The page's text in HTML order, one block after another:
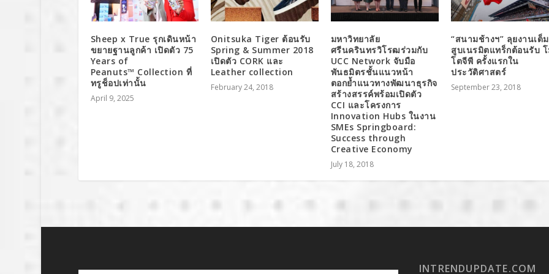
Sheep x True รุกเดินหน้า
ขยายฐานลูกค้า เปิดตัว 75
Years of
Peanuts™ Collection ที่
ทรูช็อปเท่านั้น
April 9, 2025
Onitsuka Tiger ต้อนรับ
Spring & Summer 2018
เปิดตัว CORK และ
Leather collection
February 24, 2018
มหาวิทยาลัย
ศรีนครินทรวิโรฒร่วมกับ
UCC Network จับมือ
พันธมิตรชั้นแนวหน้า
ตอกย้ำแนวทางพัฒนาธุรกิจ
สร้างสรรค์พร้อมเปิดตัว
CCI และโครงการ
Innovation Hubs ในงาน
SMEs Springboard:
Success through
Creative Economy
July 18, 2018
“สนามช้างฯ” ลุยงานเต็ม
สูบเนรมิตแทร็กต้อนรับ
โตจีพี ครั้งแรกใน
ประวัติศาสตร์
September 23, 2018
INTRENDUPDATE.COM